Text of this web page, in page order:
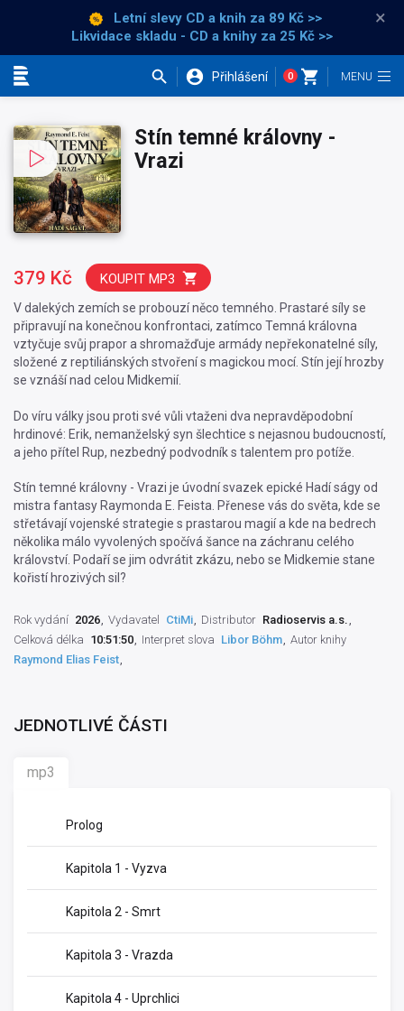
Letní slevy CD a knih za 89 Kč >>
Likvidace skladu - CD a knihy za 25 Kč >>
×
Přihlášení 0
Stín temné královny -
Vrazi
V dalekých zemích se probouzí něco temného. Prastaré síly se
připravují na konečnou konfrontaci, zatímco Temná královna
vztyčuje svůj prapor a shromažďuje armády nepřekonatelné síly,
složené z reptiliánských stvoření s magickou mocí. Stín její hrozby
se vznáší nad celou Midkemií.
Do víru války jsou proti své vůli vtaženi dva nepravděpodobní
hrdinové: Erik, nemanželský syn šlechtice s nejasnou budoucností,
a jeho přítel Rup, nezbedný podvodník s talentem pro potíže.
Stín temné královny - Vrazi je úvodní svazek epické Hadí ságy od
mistra fantasy Raymonda E. Feista. Přenese vás do světa, kde se
střetávají vojenské strategie s prastarou magií a kde na bedrech
několika málo vyvolených spočívá šance na záchranu celého
království. Podaří se jim odvrátit zkázu, nebo se Midkemie stane
kořistí hrozivých sil?
379 Kč KOUPIT MP3
Rok vydání 2026 Vydavatel CtiMi Distributor Radioservis a.s.
Celková délka 10:51:50 Interpret slova Libor Böhm Autor knihy
Raymond Elias Feist
JEDNOTLIVÉ ČÁSTI
mp3
Prolog
Kapitola 1 - Vyzva
Kapitola 2 - Smrt
Kapitola 3 - Vrazda
Kapitola 4 - Uprchlici